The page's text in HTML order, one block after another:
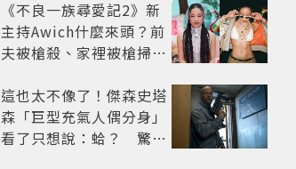
《不良一族尋愛記2》新
主持Awich什麼來頭？前
夫被槍殺、家裡被槍掃射
馬！
這也太不像了！傑森史塔
森「巨型充氣人偶分身」
看了只想說：蛤？ 驚喜